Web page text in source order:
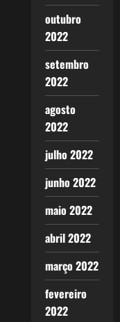
outubro
2022
setembro
2022
agosto
2022
julho 2022
junho 2022
maio 2022
abril 2022
março 2022
fevereiro
2022